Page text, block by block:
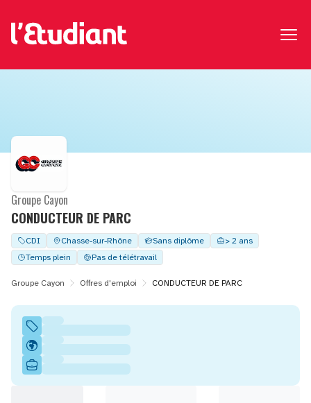
CONDUCTEUR DE PARC
Groupe Cayon
CDI Chasse-sur-Rhône Sans diplôme
> 2 ans
Temps plein
Pas de télétravail
Groupe Cayon Offres d'emploi CONDUCTEUR DE PARC